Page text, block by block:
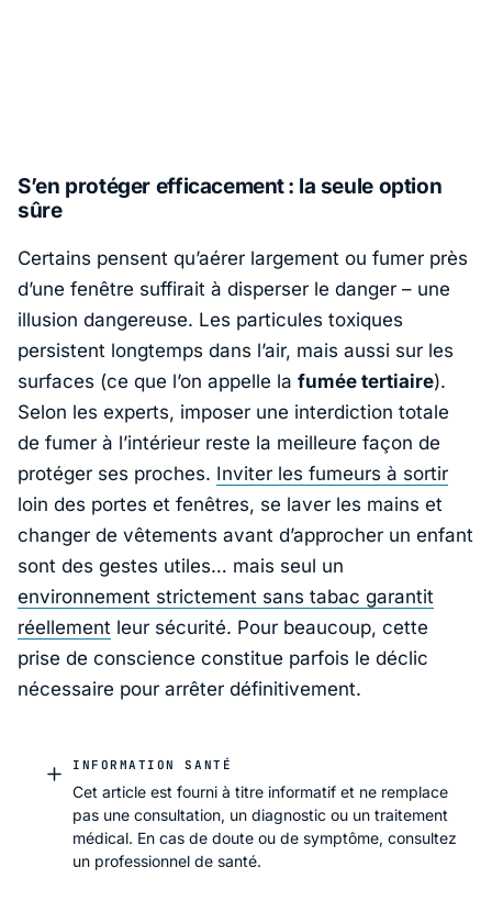
S’en protéger efficacement : la seule option
sûre
Certains pensent qu’aérer largement ou fumer près
d’une fenêtre suffirait à disperser le danger – une
illusion dangereuse. Les particules toxiques
persistent longtemps dans l’air, mais aussi sur les
surfaces (ce que l’on appelle la fumée tertiaire).
Selon les experts, imposer une interdiction totale
de fumer à l’intérieur reste la meilleure façon de
protéger ses proches. Inviter les fumeurs à sortir
loin des portes et fenêtres, se laver les mains et
changer de vêtements avant d’approcher un enfant
sont des gestes utiles… mais seul un
environnement strictement sans tabac garantit
réellement leur sécurité. Pour beaucoup, cette
prise de conscience constitue parfois le déclic
nécessaire pour arrêter définitivement.
INFORMATION SANTÉ
Cet article est fourni à titre informatif et ne remplace
pas une consultation, un diagnostic ou un traitement
médical. En cas de doute ou de symptôme, consultez
un professionnel de santé.